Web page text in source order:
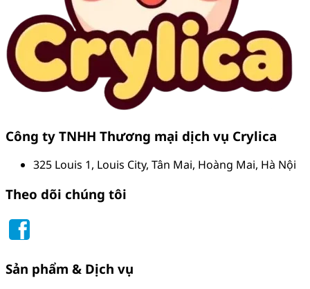
Công ty TNHH Thương mại dịch vụ Crylica
325 Louis 1, Louis City, Tân Mai, Hoàng Mai, Hà Nội
Theo dõi chúng tôi
Sản phẩm & Dịch vụ